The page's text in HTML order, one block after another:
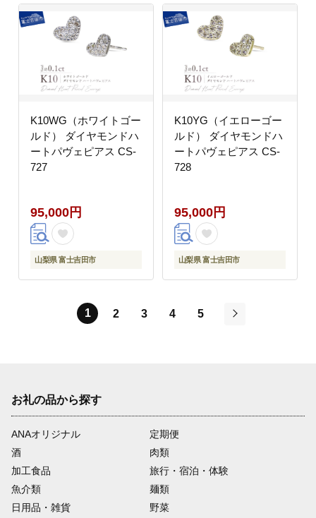
K10WG（ホワイトゴー
ルド） ダイヤモンドハ
ートパヴェピアス CS-
727
95,000円
山梨県 富士吉田市
K10YG（イエローゴー
ルド） ダイヤモンドハ
ートパヴェピアス CS-
728
95,000円
山梨県 富士吉田市
1 2 3 4
5
お礼の品から探す
ANAオリジナル
定期便
酒
肉類
加工食品
旅行・宿泊・体験
魚介類
麺類
日用品・雑貨
野菜